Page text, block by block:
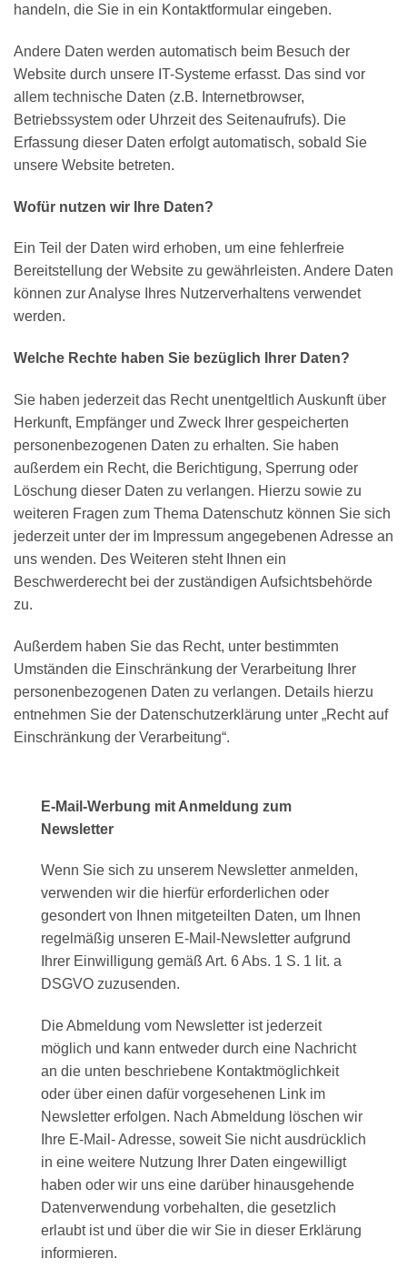
handeln, die Sie in ein Kontaktformular eingeben.
Andere Daten werden automatisch beim Besuch der
Website durch unsere IT-Systeme erfasst. Das sind vor
allem technische Daten (z.B. Internetbrowser,
Betriebssystem oder Uhrzeit des Seitenaufrufs). Die
Erfassung dieser Daten erfolgt automatisch, sobald Sie
unsere Website betreten.
Wofür nutzen wir Ihre Daten?
Ein Teil der Daten wird erhoben, um eine fehlerfreie
Bereitstellung der Website zu gewährleisten. Andere Daten
können zur Analyse Ihres Nutzerverhaltens verwendet
werden.
Welche Rechte haben Sie bezüglich Ihrer Daten?
Sie haben jederzeit das Recht unentgeltlich Auskunft über
Herkunft, Empfänger und Zweck Ihrer gespeicherten
personenbezogenen Daten zu erhalten. Sie haben
außerdem ein Recht, die Berichtigung, Sperrung oder
Löschung dieser Daten zu verlangen. Hierzu sowie zu
weiteren Fragen zum Thema Datenschutz können Sie sich
jederzeit unter der im Impressum angegebenen Adresse an
uns wenden. Des Weiteren steht Ihnen ein
Beschwerderecht bei der zuständigen Aufsichtsbehörde
zu.
Außerdem haben Sie das Recht, unter bestimmten
Umständen die Einschränkung der Verarbeitung Ihrer
personenbezogenen Daten zu verlangen. Details hierzu
entnehmen Sie der Datenschutzerklärung unter „Recht auf
Einschränkung der Verarbeitung“.
E-Mail-Werbung mit Anmeldung zum
Newsletter
Wenn Sie sich zu unserem Newsletter anmelden,
verwenden wir die hierfür erforderlichen oder
gesondert von Ihnen mitgeteilten Daten, um Ihnen
regelmäßig unseren E-Mail-Newsletter aufgrund
Ihrer Einwilligung gemäß Art. 6 Abs. 1 S. 1 lit. a
DSGVO zuzusenden.
Die Abmeldung vom Newsletter ist jederzeit
möglich und kann entweder durch eine Nachricht
an die unten beschriebene Kontaktmöglichkeit
oder über einen dafür vorgesehenen Link im
Newsletter erfolgen. Nach Abmeldung löschen wir
Ihre E-Mail- Adresse, soweit Sie nicht ausdrücklich
in eine weitere Nutzung Ihrer Daten eingewilligt
haben oder wir uns eine darüber hinausgehende
Datenverwendung vorbehalten, die gesetzlich
erlaubt ist und über die wir Sie in dieser Erklärung
informieren.